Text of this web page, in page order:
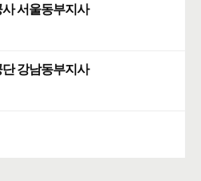
서울동부지사
강남동부지사